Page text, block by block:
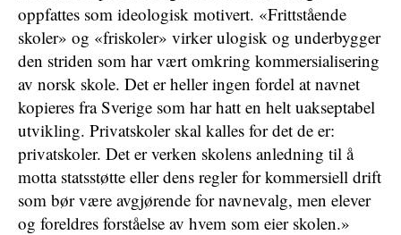
oppfattes som ideologisk motivert. «Frittstående
skoler» og «friskoler» virker ulogisk og underbygger
den striden som har vært omkring kommersialisering
av norsk skole. Det er heller ingen fordel at navnet
kopieres fra Sverige som har hatt en helt uakseptabel
utvikling. Privatskoler skal kalles for det de er:
privatskoler. Det er verken skolens anledning til å
motta statsstøtte eller dens regler for kommersiell drift
som bør være avgjørende for navnevalg, men elever
og foreldres forståelse av hvem som eier skolen.»